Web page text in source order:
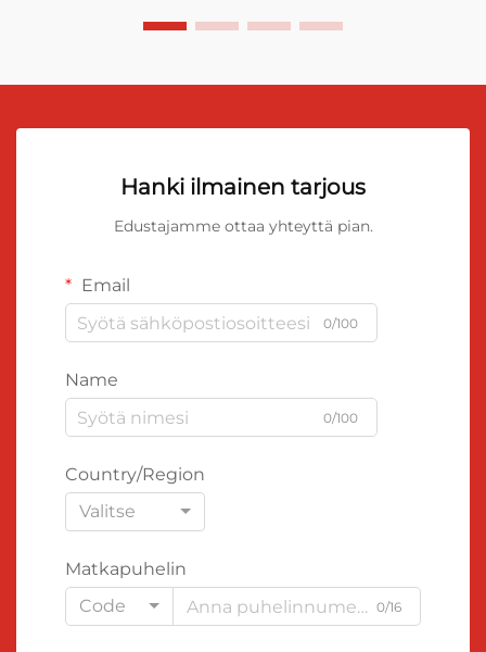
Hanki ilmainen tarjous
Edustajamme ottaa yhteyttä pian.
Email
0/100
Name
0/100
Country/Region
Valitse
Matkapuhelin
Code
0/16